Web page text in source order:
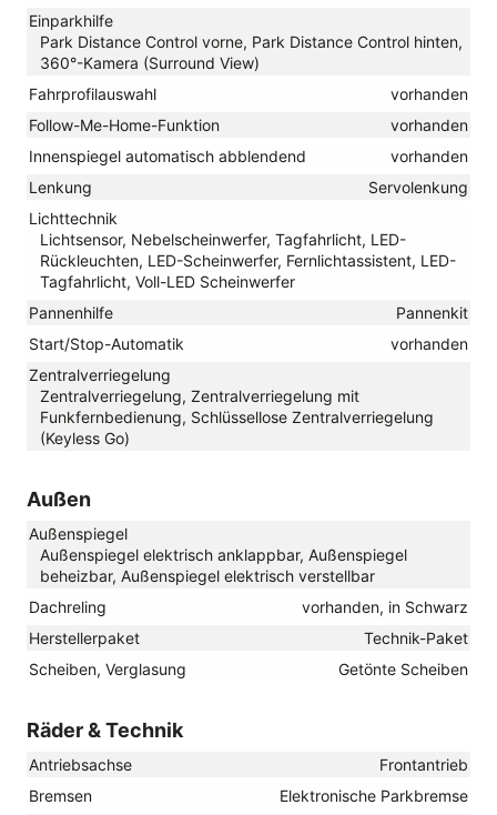
Einparkhilfe
Park Distance Control vorne, Park Distance Control hinten,
360°-Kamera (Surround View)
Fahrprofilauswahl
vorhanden
Follow-Me-Home-Funktion
vorhanden
Innenspiegel automatisch abblendend
vorhanden
Lenkung
Servolenkung
Lichttechnik
Lichtsensor, Nebelscheinwerfer, Tagfahrlicht, LED-
Rückleuchten, LED-Scheinwerfer, Fernlichtassistent, LED-
Tagfahrlicht, Voll-LED Scheinwerfer
Pannenhilfe
Pannenkit
Start/Stop-Automatik
vorhanden
Zentralverriegelung
Zentralverriegelung, Zentralverriegelung mit
Funkfernbedienung, Schlüssellose Zentralverriegelung
(Keyless Go)
Außen
Außenspiegel
Außenspiegel elektrisch anklappbar, Außenspiegel
beheizbar, Außenspiegel elektrisch verstellbar
Dachreling
vorhanden, in Schwarz
Herstellerpaket
Technik-Paket
Scheiben, Verglasung
Getönte Scheiben
Räder & Technik
Antriebsachse
Frontantrieb
Bremsen
Elektronische Parkbremse